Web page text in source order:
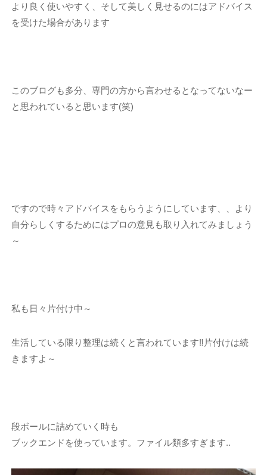
より良く使いやすく、そして美しく見せるのにはアドバイス
を受けた場合があります
このブログも多分、専門の方から言わせるとなってないなー
と思われていると思います(笑)
ですので時々アドバイスをもらうようにしています、、より
自分らしくするためにはプロの意見も取り入れてみましょう
～
私も日々片付け中～
生活している限り整理は続くと言われています‼片付けは続
きますよ～
段ボールに詰めていく時も
ブックエンドを使っています。ファイル類多すぎます..